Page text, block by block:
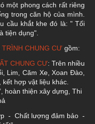
một phong cách rất riêng
trong căn hộ của mình.
cầu khắt khe đó là: " Tối
tiện dụng".
TRÌNH CHUNG CƯ gồm:
CHUNG CƯ: Trên nhiều
Lim, Căm Xe, Xoan Đào,
hợp vật liệu khác.
hoàn thiện xây dựng, Thi
- Chất lượng đảm bảo -